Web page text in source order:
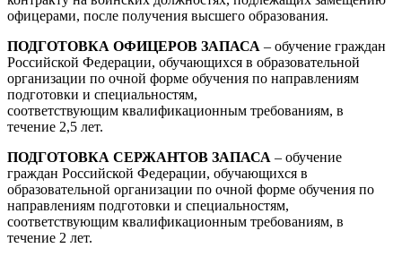
офицерами, после получения высшего образования.
ПОДГОТОВКА ОФИЦЕРОВ ЗАПАСА – обучение граждан
Российской Федерации, обучающихся в образовательной
организации по очной форме обучения по направлениям
подготовки и специальностям,
соответствующим квалификационным требованиям, в
течение 2,5 лет.
ПОДГОТОВКА СЕРЖАНТОВ ЗАПАСА – обучение
граждан Российской Федерации, обучающихся в
образовательной организации по очной форме обучения по
направлениям подготовки и специальностям,
соответствующим квалификационным требованиям, в
течение 2 лет.